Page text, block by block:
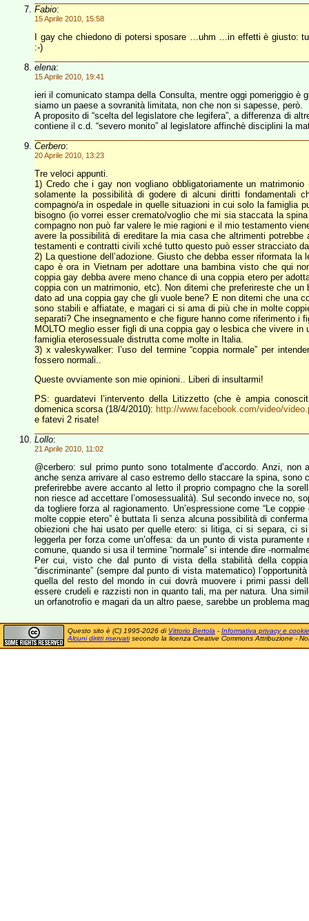
Fabio:
15 Aprile 2010, 15:58
I gay che chiedono di potersi sposare …uhm …in effetti è giusto:
:-)
elena:
15 Aprile 2010, 19:41
ieri il comunicato stampa della Consulta, mentre oggi pomeriggio
siamo un paese a sovranità limitata, non che non si sapesse, però.
A proposito di “scelta del legislatore che legifera”, a differenza di
contiene il c.d. “severo monito” al legislatore affinchè disciplini la
Cerbero:
20 Aprile 2010, 13:23
Tre veloci appunti.
1) Credo che i gay non vogliano obbligatoriamente un
solamente la possibilità di godere di alcuni diritti fondamentali
compagno/a in ospedale in quelle situazioni in cui solo la famiglia
bisogno (io vorrei esser cremato/voglio che mi sia staccata la
compagno non può far valere le mie ragioni e il mio testamento
avere la possibilità di ereditare la mia casa che altrimenti
testamenti e contratti civili xché tutto questo può esser stracciato
2) La questione dell’adozione. Giusto che debba esser riformata
capo è ora in Vietnam per adottare una bambina visto che qui
coppia gay debba avere meno chance di una coppia etero per
coppia con un matrimonio, etc). Non ditemi che preferireste che
dato ad una coppia gay che gli vuole bene? E non ditemi che una
sono stabili e affiatate, e magari ci si ama di più che in molte
separati? Che insegnamento e che figure hanno come riferimento i
MOLTO meglio esser figli di una coppia gay o lesbica che vivere
famiglia eterosessuale distrutta come molte in Italia.
3) x valeskywalker: l’uso del termine “coppia normale” per
fossero normali..
Queste ovviamente son mie opinioni.. Liberi di insultarmi!
PS: guardatevi l’intervento della Litizzetto (che è ampia
domenica scorsa (18/4/2010): http://www.facebook.com/video/
e fatevi 2 risate!
Lollo:
21 Aprile 2010, 11:02
@cerbero: sul primo punto sono totalmente d’accordo. Anzi,
anche senza arrivare al caso estremo dello staccare la spina,
preferirebbe avere accanto al letto il proprio compagno che la
non riesce ad accettare l’omosessualità). Sul secondo invece no,
da togliere forza al ragionamento. Un’espressione come “Le
molte coppie etero” è buttata lì senza alcuna possibilità di
obiezioni che hai usato per quelle etero: si litiga, ci si separa, ci
leggerla per forza come un’offesa: da un punto di vista
comune, quando si usa il termine “normale” si intende dire -
Per cui, visto che dal punto di vista della stabilità della
“discriminante” (sempre dal punto di vista matematico)
quella del resto del mondo in cui dovrà muovere i primi passi
essere crudeli e razzisti non in quanto tali, ma per natura. Una
un orfanotrofio e magari da un altro paese, sarebbe un problema
Questo sito è (C) 1995-2026 di Vittorio Bertola - Informativa privacy e cookie
Alcuni diritti riservatisecondo la licenza Creative Commons Attribuzione -